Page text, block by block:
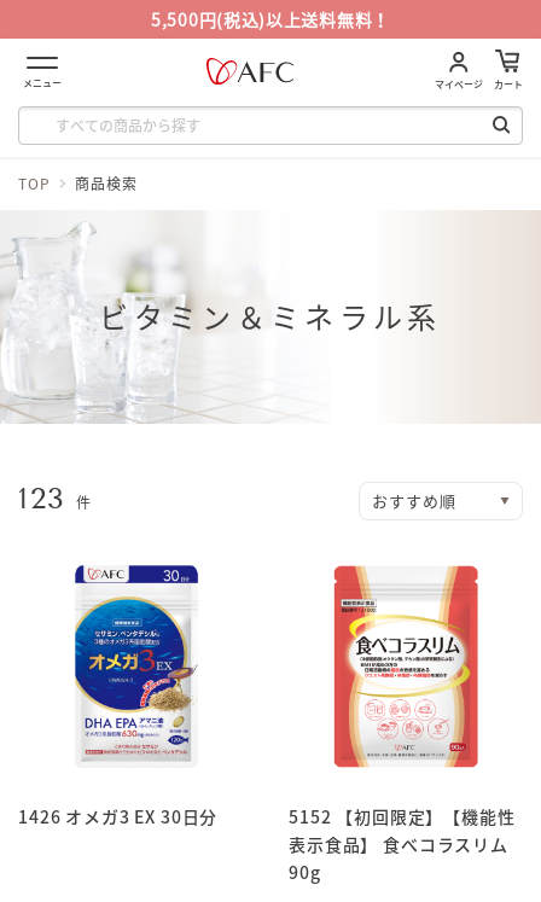
5,500円(税込)以上送料無料！
メニュー マイページ カート
TOP 商品検索
ビタミン＆ミネラル系
123 件
1426 オメガ3 EX 30日分
5152 【初回限定】【機能性
表示食品】 食べコラスリム
90g